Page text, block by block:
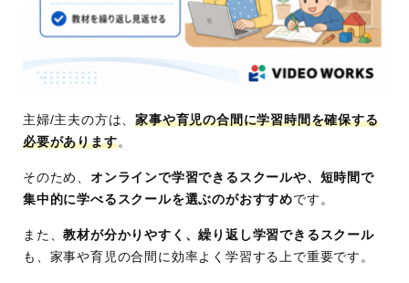
主婦/主夫の方は、家事や育児の合間に学習時間を確保する
必要があります。
そのため、 オンラインで学習できるスクールや、短時間で
集中的に学べるスクールを選ぶのがおすすめです。
また、教材が分かりやすく、繰り返し学習できるスクール
も、家事や育児の合間に効率よく学習する上で重要です。